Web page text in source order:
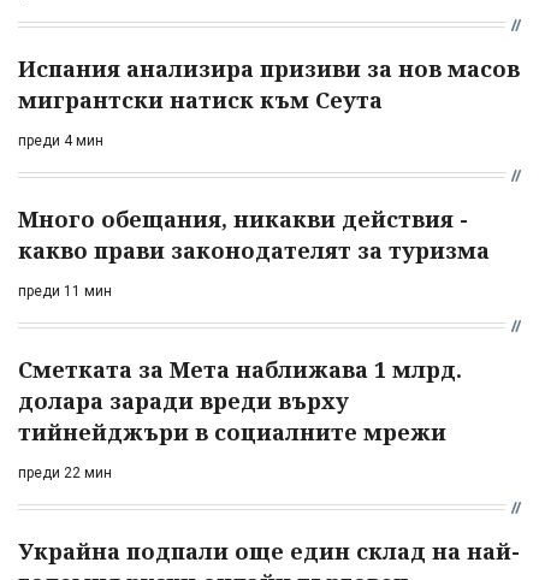
Испания анализира призиви за нов масов
мигрантски натиск към Сеута
преди 4 мин
Много обещания, никакви действия -
какво прави законодателят за туризма
преди 11 мин
Сметката за Мета наближава 1 млрд.
долара заради вреди върху
тийнейджъри в социалните мрежи
преди 22 мин
Украйна подпали още един склад на най-